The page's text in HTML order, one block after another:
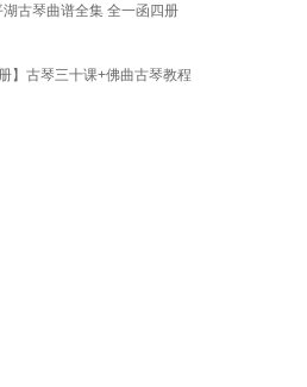
古琴曲谱全集 全一函四册
】古琴三十课+佛曲古琴教程